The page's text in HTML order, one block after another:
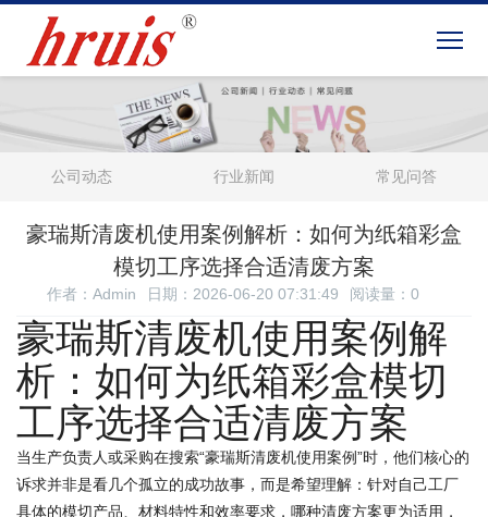
公司动态 行业新闻 常见问答
豪瑞斯清废机使用案例解析：如何为纸箱彩盒
模切工序选择合适清废方案
作者：Admin 日期：2026-06-20 07:31:49 阅读量： 0
豪瑞斯清废机使用案例解
析：如何为纸箱彩盒模切
工序选择合适清废方案
当生产负责人或采购在搜索“豪瑞斯清废机使用案例”时，他们核心的
诉求并非是看几个孤立的成功故事，而是希望理解：针对自己工厂
具体的模切产品、材料特性和效率要求，哪种清废方案更为适用，